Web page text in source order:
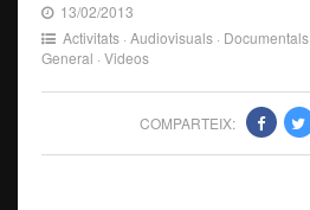
13/02/2013
Activitats · Audiovisuals · Documentals
General · Videos
COMPARTEIX: